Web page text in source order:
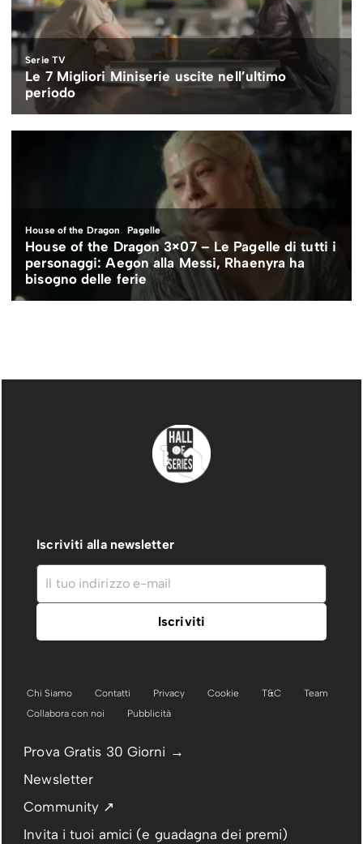
Iscriviti alla newsletter
Chi Siamo Contatti Privacy Cookie T&C
Team
Collabora con noi
Pubblicità
Prova Gratis 30 Giorni →
Newsletter
Community ↗
Invita i tuoi amici (e guadagna dei premi)